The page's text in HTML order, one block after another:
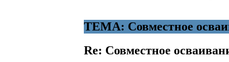
ТЕМА: Совместное
Re: Совместное